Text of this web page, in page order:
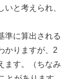
と考えられ、
準に算出される
かりますが、2
ます。（ちなみ